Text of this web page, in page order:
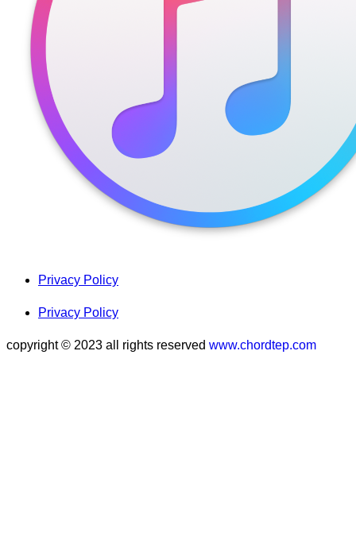
Privacy Policy
Privacy Policy
copyright © 2023 all rights reserved www.chordtep.com